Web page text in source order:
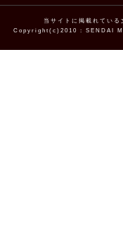
当サイトに掲載れてい
Copyright(c)2010 : SENDAI